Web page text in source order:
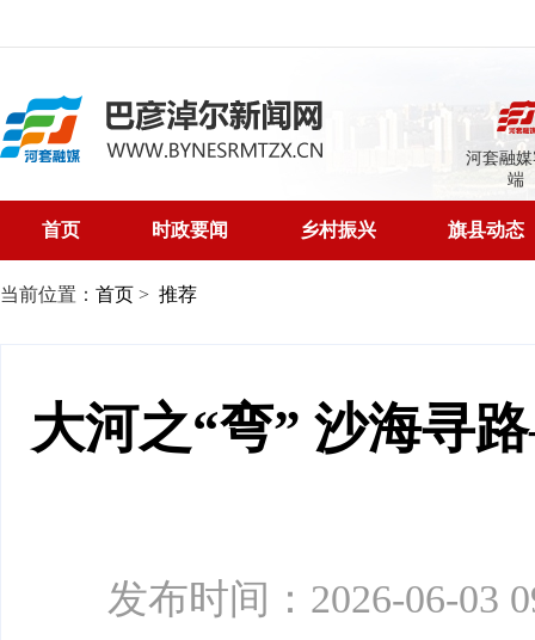
河套融
端
首页 时政要闻 乡村振兴 旗县动态
当前位置： 首页 > 推荐
大河之“弯” 沙海寻
发布时间：2026-06-03